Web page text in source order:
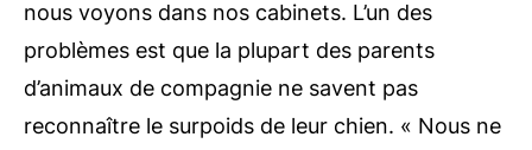
nous voyons dans nos cabinets. L’un des
problèmes est que la plupart des parents
d’animaux de compagnie ne savent pas
reconnaître le surpoids de leur chien. « Nous ne